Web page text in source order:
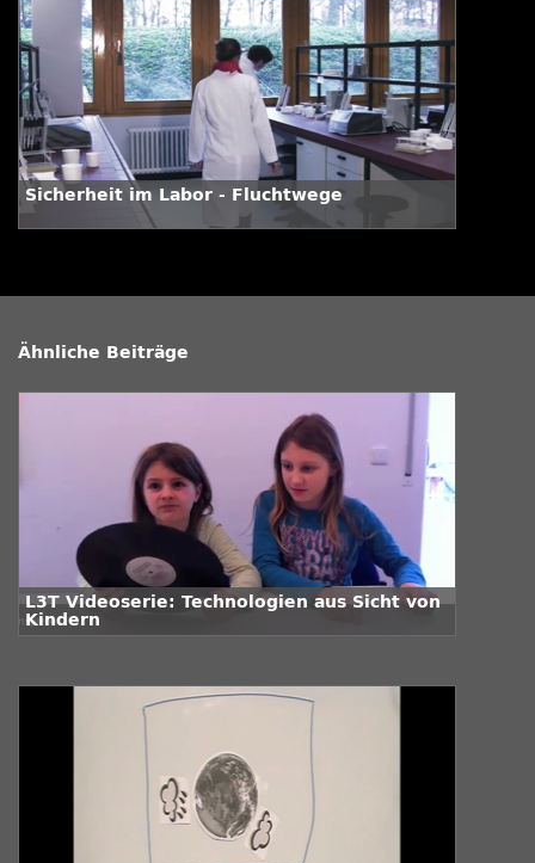
Sicherheit im Labor - Fluchtwege
Ähnliche Beiträge
L3T Videoserie: Technologien aus Sicht von
Kindern